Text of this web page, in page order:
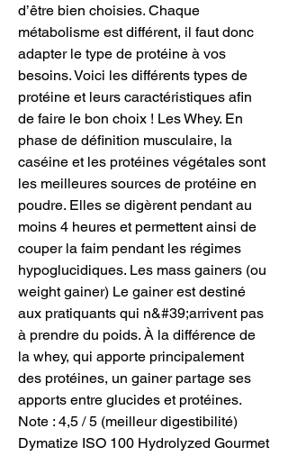
d’être bien choisies. Chaque
métabolisme est différent, il faut donc
adapter le type de protéine à vos
besoins. Voici les différents types de
protéine et leurs caractéristiques afin
de faire le bon choix ! Les Whey. En
phase de définition musculaire, la
caséine et les protéines végétales sont
les meilleures sources de protéine en
poudre. Elles se digèrent pendant au
moins 4 heures et permettent ainsi de
couper la faim pendant les régimes
hypoglucidiques. Les mass gainers (ou
weight gainer) Le gainer est destiné
aux pratiquants qui n&#39;arrivent pas
à prendre du poids. À la différence de
la whey, qui apporte principalement
des protéines, un gainer partage ses
apports entre glucides et protéines.
Note : 4,5 / 5 (meilleur digestibilité)
Dymatize ISO 100 Hydrolyzed Gourmet